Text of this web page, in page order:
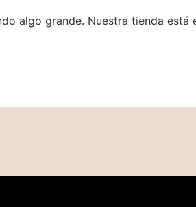
algo grande. Nuestra tienda